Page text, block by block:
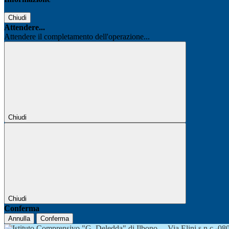
Chiudi
Attendere...
Attendere il completamento dell'operazione...
Chiudi
Chiudi
Conferma
Annulla Conferma